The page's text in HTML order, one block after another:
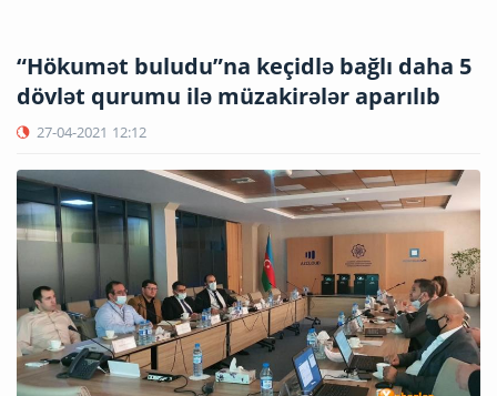
“Hökumət buludu”na keçidlə bağlı daha 5
dövlət qurumu ilə müzakirələr aparılıb
27-04-2021 12:12